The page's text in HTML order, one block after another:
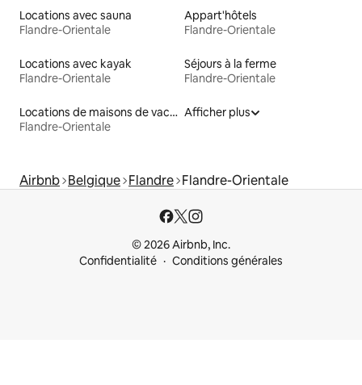
Locations avec sauna
Flandre-Orientale
Appart'hôtels
Flandre-Orientale
Locations avec kayak
Flandre-Orientale
Séjours à la ferme
Flandre-Orientale
Locations de maisons de vacances
Flandre-Orientale
Afficher plus
Airbnb Belgique Flandre Flandre-Orientale
© 2026 Airbnb, Inc.
Confidentialité
Conditions générales